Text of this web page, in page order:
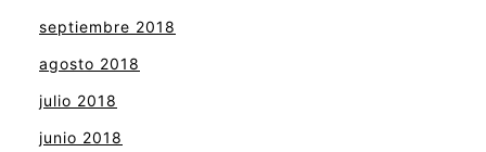
septiembre 2018
agosto 2018
julio 2018
junio 2018